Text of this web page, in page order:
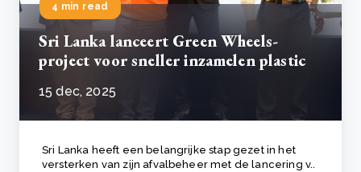
4 min read
Sri Lanka lanceert Green Wheels-
project voor sneller inzamelen plastic
15 dec, 2025
Sri Lanka heeft een belangrijke stap gezet in het
versterken van zijn afvalbeheer met de lancering v..